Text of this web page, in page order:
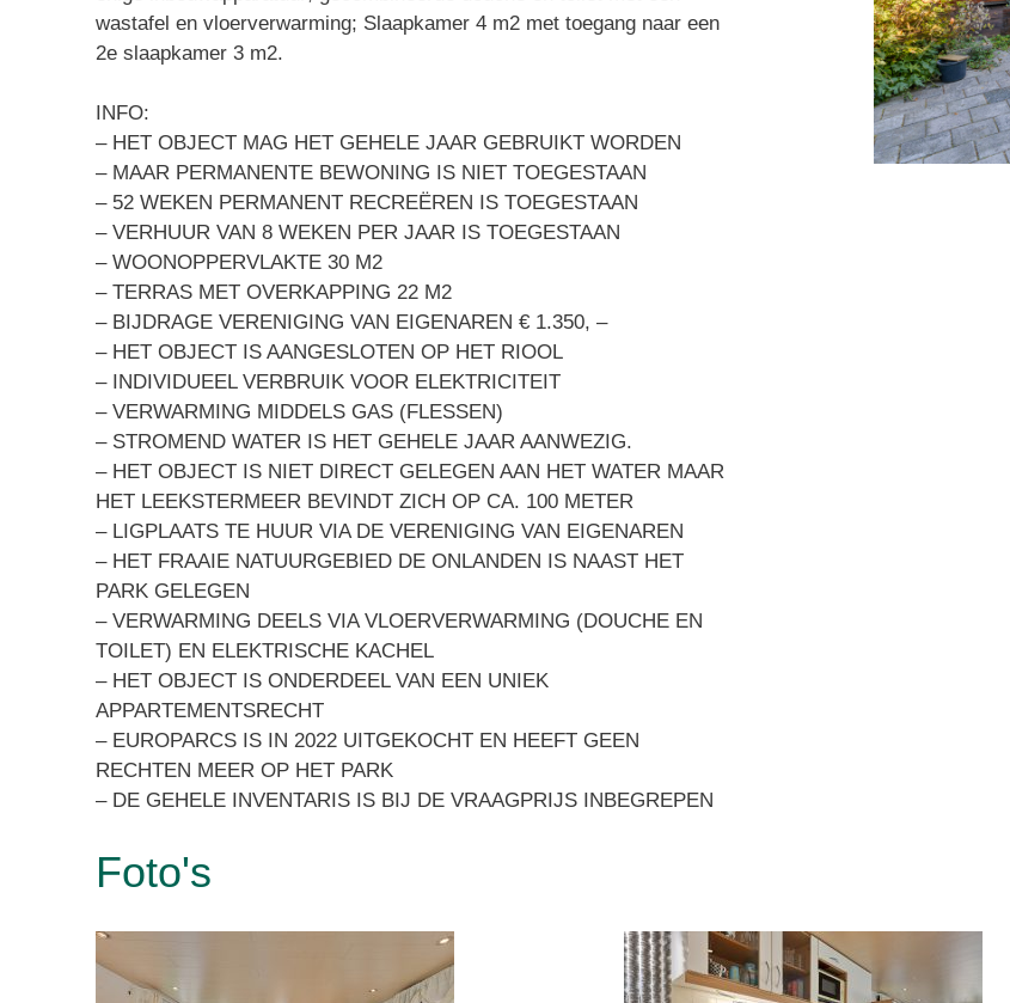
wastafel en vloerverwarming; Slaapkamer 4 m2 met toegang naar een
2e slaapkamer 3 m2.
INFO:
– HET OBJECT MAG HET GEHELE JAAR GEBRUIKT WORDEN
– MAAR PERMANENTE BEWONING IS NIET TOEGESTAAN
– 52 WEKEN PERMANENT RECREËREN IS TOEGESTAAN
– VERHUUR VAN 8 WEKEN PER JAAR IS TOEGESTAAN
– WOONOPPERVLAKTE 30 M2
– TERRAS MET OVERKAPPING 22 M2
– BIJDRAGE VERENIGING VAN EIGENAREN € 1.350, –
– HET OBJECT IS AANGESLOTEN OP HET RIOOL
– INDIVIDUEEL VERBRUIK VOOR ELEKTRICITEIT
– VERWARMING MIDDELS GAS (FLESSEN)
– STROMEND WATER IS HET GEHELE JAAR AANWEZIG.
– HET OBJECT IS NIET DIRECT GELEGEN AAN HET WATER MAAR
HET LEEKSTERMEER BEVINDT ZICH OP CA. 100 METER
– LIGPLAATS TE HUUR VIA DE VERENIGING VAN EIGENAREN
– HET FRAAIE NATUURGEBIED DE ONLANDEN IS NAAST HET
PARK GELEGEN
– VERWARMING DEELS VIA VLOERVERWARMING (DOUCHE EN
TOILET) EN ELEKTRISCHE KACHEL
– HET OBJECT IS ONDERDEEL VAN EEN UNIEK
APPARTEMENTSRECHT
– EUROPARCS IS IN 2022 UITGEKOCHT EN HEEFT GEEN
RECHTEN MEER OP HET PARK
– DE GEHELE INVENTARIS IS BIJ DE VRAAGPRIJS INBEGREPEN
Foto's